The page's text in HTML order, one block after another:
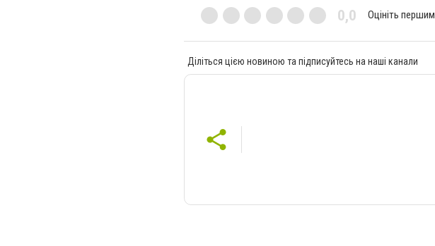
0,0 Оцініть першим
Діліться цією новиною та підписуйтесь на наші канали